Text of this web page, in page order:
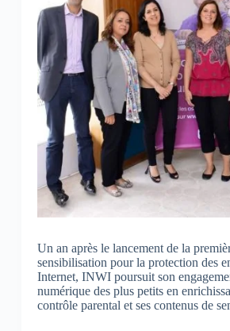
Un an après le lancement de la
sensibilisation pour la protection des
Internet, INWI poursuit son
numérique des plus petits en
contrôle parental et ses contenus de